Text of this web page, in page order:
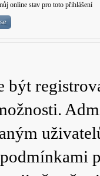
online stav pro toto přihlášení
být